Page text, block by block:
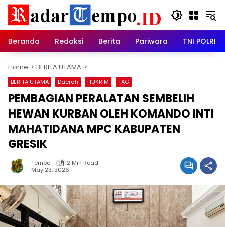
Skip
content
Beranda
Redaksi Berita Pariwara TNI POLRI
Home BERITA UTAMA
BERITA UTAMA Daerah HUKRIM TAG
PEMBAGIAN PERALATAN SEMBELIH
HEWAN KURBAN OLEH KOMANDO INTI
MAHATIDANA MPC KABUPATEN
GRESIK
Tempo
2 Min Read
May 23, 2026